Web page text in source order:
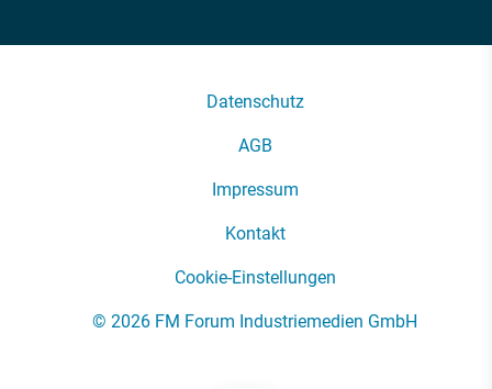
Datenschutz
AGB
Impressum
Kontakt
Cookie-Einstellungen
© 2026 FM Forum Industriemedien GmbH